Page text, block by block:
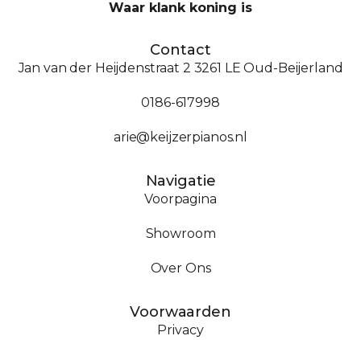
Waar klank koning is
Contact
Jan van der Heijdenstraat 2 3261 LE Oud-Beijerland
0186-617998
arie@keijzerpianos.nl
Navigatie
Voorpagina
Showroom
Over Ons
Voorwaarden
Privacy